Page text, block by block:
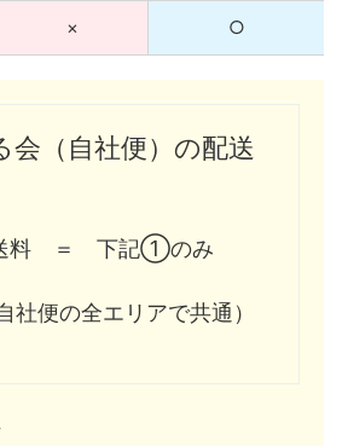
× ○
会（自社便）の配送
送料 ＝ 下記①のみ
社便の全エリアで共通）